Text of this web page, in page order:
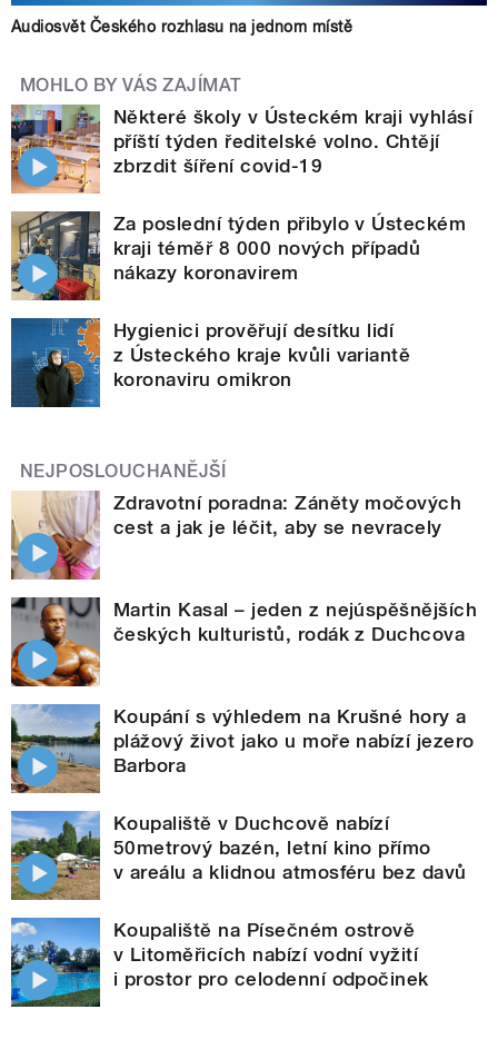
Audiosvět Českého rozhlasu na jednom místě
MOHLO BY VÁS ZAJÍMAT
Některé školy v Ústeckém kraji vyhlásí
příští týden ředitelské volno. Chtějí
zbrzdit šíření covid-19
Za poslední týden přibylo v Ústeckém
kraji téměř 8 000 nových případů
nákazy koronavirem
Hygienici prověřují desítku lidí
z Ústeckého kraje kvůli variantě
koronaviru omikron
NEJPOSLOUCHANĚJŠÍ
Zdravotní poradna: Záněty močových
cest a jak je léčit, aby se nevracely
Martin Kasal – jeden z nejúspěšnějších
českých kulturistů, rodák z Duchcova
Koupání s výhledem na Krušné hory a
plážový život jako u moře nabízí jezero
Barbora
Koupaliště v Duchcově nabízí
50metrový bazén, letní kino přímo
v areálu a klidnou atmosféru bez davů
Koupaliště na Písečném ostrově
v Litoměřicích nabízí vodní vyžití
i prostor pro celodenní odpočinek